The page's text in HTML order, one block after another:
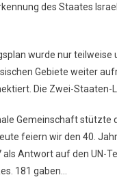
des Staates
wurde nur
Gebiete weiter
Die Zwei-Staaten-
Gemeinschaft stützte
feiern wir den 40.
als Antwort auf den UN-
181 gaben…